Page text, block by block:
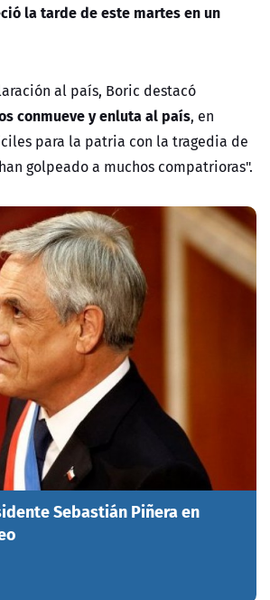
la tarde de este martes en un
al país, Boric destacó
conmueve y enluta al país, en
para la patria con la tragedia de
golpeado a muchos compatrioras".
Sebastián Piñera en